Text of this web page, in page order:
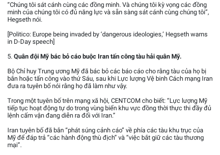
“Chúng tôi sát cánh cùng các đồng minh. Và chúng tôi kỳ vọng các đồng
minh của chúng tôi có đủ năng lực và sẵn sàng sát cánh cùng chúng tôi”,
Hegseth nói.
[Politico: Europe being invaded by ‘dangerous ideologies,’ Hegseth warns
in D-Day speech]
5. Quân đội Mỹ bác bỏ cáo buộc Iran tấn công tàu hải quân Mỹ.
Bộ Chỉ huy Trung ương Mỹ đã bác bỏ các báo cáo cho rằng tàu của họ bị
bắn hoặc tấn công vào thứ Sáu, sau khi Lực lượng Vệ binh Cách mạng Iran
đưa ra tuyên bố nói rằng họ đã làm như vậy.
Trong một tuyên bố trên mạng xã hội, CENTCOM cho biết: “Lực lượng Mỹ
tiếp tục hoạt động tự do trong vùng biển khu vực đồng thời thực thi đầy đủ
lệnh cấm vận đang diễn ra đối với Iran.”
Iran tuyên bố đã bắn “phát súng cảnh cáo” về phía các tàu khu trục của
Mỹ để đáp trả “các hành động thù địch” và “việc bắt giữ các tàu thương
mại”.